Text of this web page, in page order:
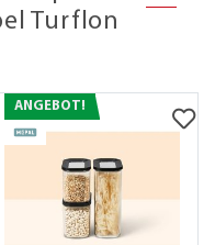
Turflon
ANGEBOT!